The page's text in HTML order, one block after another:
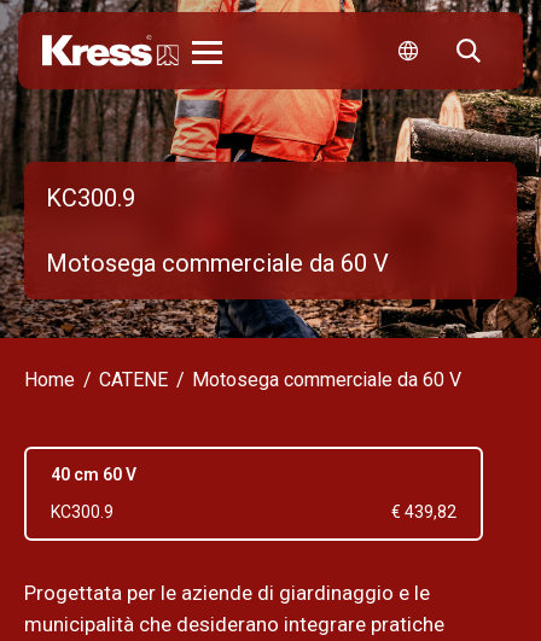
KC300.9
Motosega commerciale da 60 V
Home CATENE Motosega commerciale da 60 V
40 cm 60 V
KC300.9
€ 439,82
Progettata per le aziende di giardinaggio e le
municipalità che desiderano integrare pratiche